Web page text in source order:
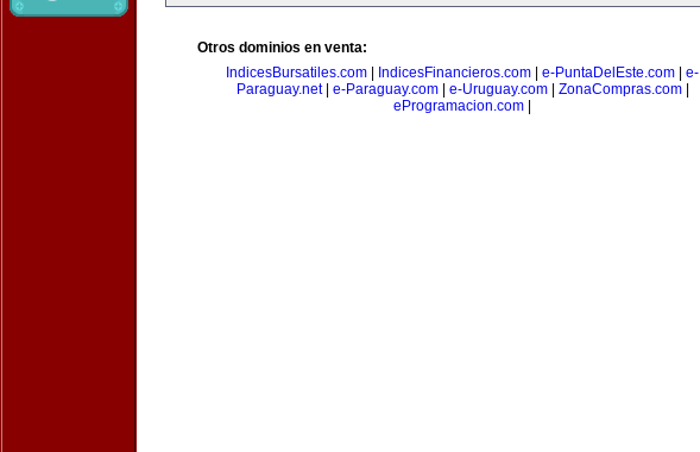
Otros dominios en venta:
IndicesBursatiles.com
IndicesFinancieros.com e-PuntaDelEste.com
e-
Paraguay.net| e-Paraguay.com| e-Uruguay.com| ZonaCompras.com|
eProgramacion.com